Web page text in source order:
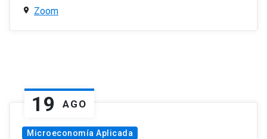
Zoom
19 AGO
Microeconomía Aplicada